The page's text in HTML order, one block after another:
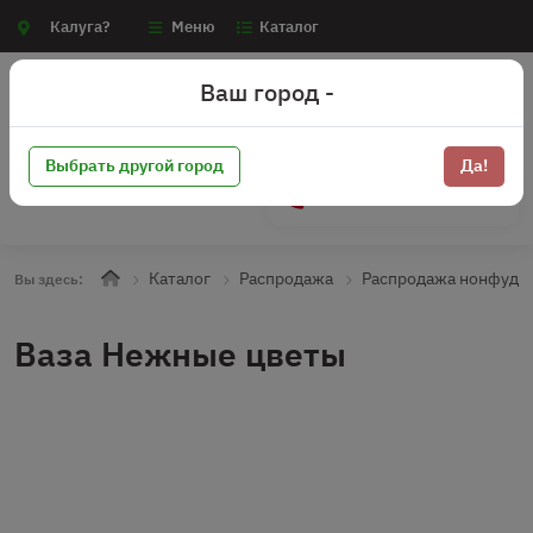
Калуга? Меню Каталог
Вы здесь: Каталог Распродажа Распродажа нонфуд
Ваза Нежные цветы
Ваш город -
Выбрать другой город Да!